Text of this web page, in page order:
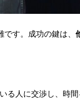
す。成功の鍵は、
る人に交渉し、時間